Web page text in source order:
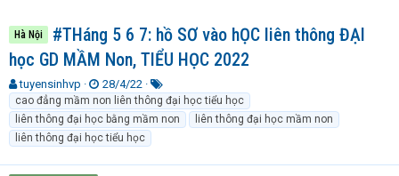
Hà Nội
#THáng 5 6 7: hồ SƠ vào hỌC liên thông ĐẠI
học GD MẦM Non, TIỂU HỌC 2022
T
h
r
e
a
d
tuyensinhvp
N
g
à
y
g
ử
28/4/22
T
ừ
k
h
a
cao đẳng mầm non liên thông đại học tiểu học
liên thông đại học bằng mầm non
liên thông đại học mầm non
liên thông đại học tiểu học